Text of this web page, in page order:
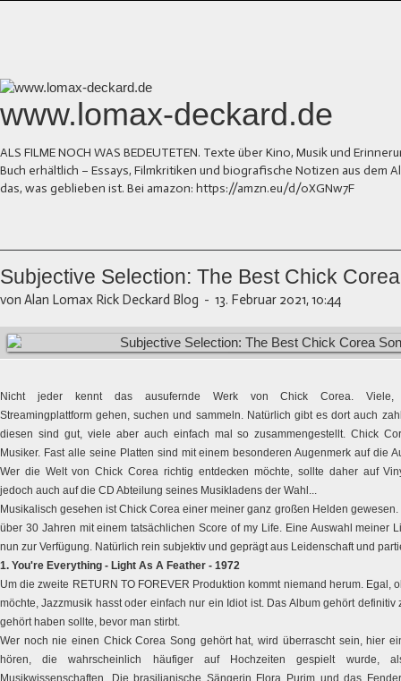
www.lomax-deckard.de
ALS FILME NOCH WAS BEDEUTETEN. Texte über Kino, Musik und
Buch erhältlich – Essays, Filmkritiken und biografische Notizen aus dem
das, was geblieben ist. Bei amazon: https://amzn.eu/d/0XGNw7F
Subjective Selection: The Best Chick
von Alan Lomax Rick Deckard Blog - 13. Februar 2021, 10:44
Nicht jeder kennt das ausufernde Werk von Chick Corea.
Streamingplattform gehen, suchen und sammeln. Natürlich gibt es dort auch
diesen sind gut, viele aber auch einfach mal so zusammengestellt. Chick
Musiker. Fast alle seine Platten sind mit einem besonderen Augenmerk auf die
Wer die Welt von Chick Corea richtig entdecken möchte, sollte daher auf
jedoch auch auf die CD Abteilung seines Musikladens der Wahl...
Musikalisch gesehen ist Chick Corea einer meiner ganz großen Helden
über 30 Jahren mit einem tatsächlichen Score of my Life. Eine Auswahl meiner
nun zur Verfügung. Natürlich rein subjektiv und geprägt aus Leidenschaft und
1. You're Everything - Light As A Feather - 1972
Um die zweite RETURN TO FOREVER Produktion kommt niemand herum. Egal,
möchte, Jazzmusik hasst oder einfach nur ein Idiot ist. Das Album gehört
gehört haben sollte, bevor man stirbt.
Wer noch nie einen Chick Corea Song gehört hat, wird überrascht sein, hier
hören, die wahrscheinlich häufiger auf Hochzeiten gespielt wurde,